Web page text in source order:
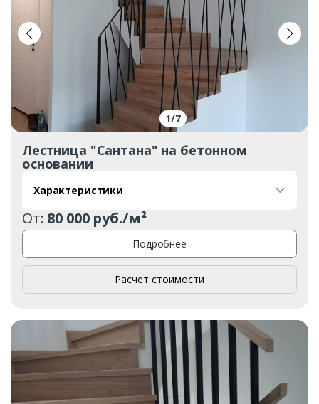
1/7
Лестница "Сантана" на бетонном
основании
Характеристики
От: 80 000 руб./м²
Подробнее
Расчет стоимости